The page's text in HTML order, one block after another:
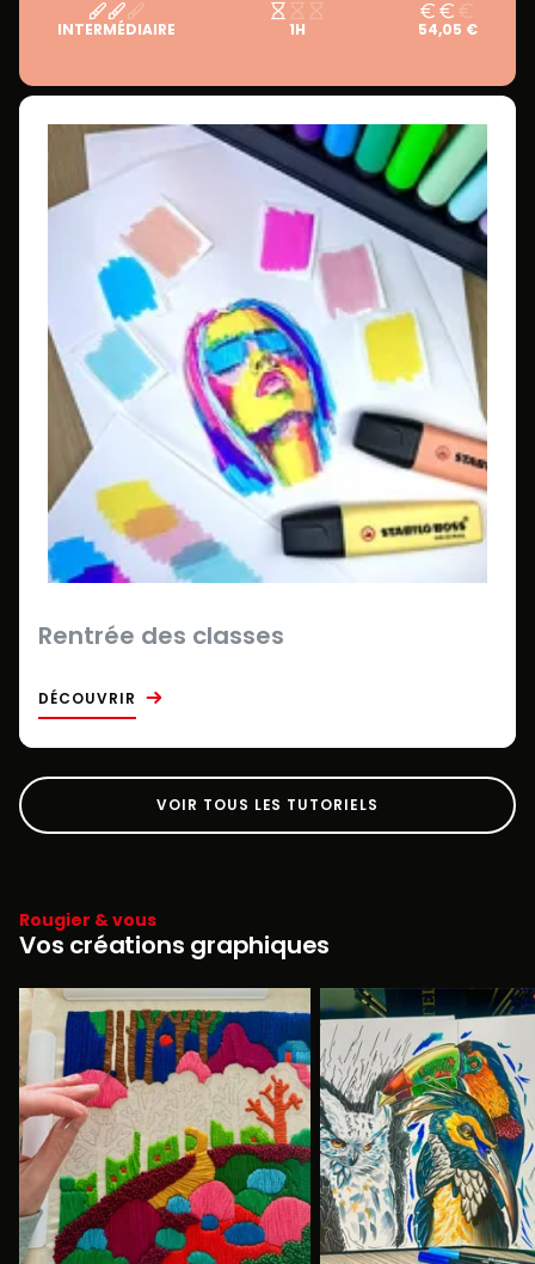
INTERMÉDIAIRE 1H 54,05 €
Rentrée des classes
DÉCOUVRIR
VOIR TOUS LES TUTORIELS
Rougier & vous
Vos créations graphiques